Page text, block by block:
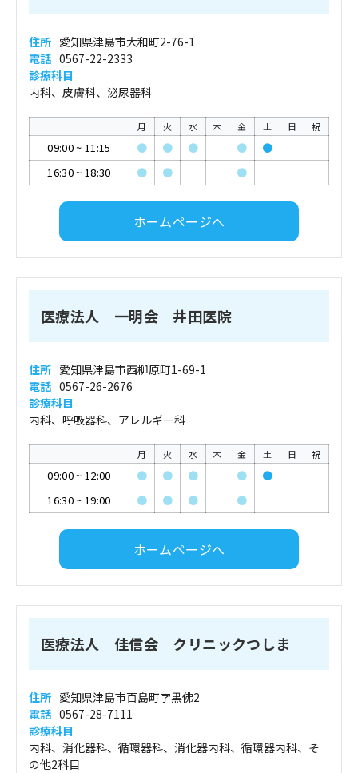
住所 愛知県津島市大和町2-76-1
電話 0567-22-2333
診療科目
内科、皮膚科、泌尿器科
月 火 水 木 金 土 日 祝
09:00~ 11:15 ● ● ● ●
●
16:30~ 18:30 ● ● ●
ホームページへ
医療法人 一明会 井田医院
住所 愛知県津島市西柳原町1-69-1
電話 0567-26-2676
診療科目
内科、呼吸器科、アレルギー科
月 火 水 木 金 土 日 祝
09:00~ 12:00 ● ● ● ●
●
16:30~ 19:00 ● ● ● ●
ホームページへ
医療法人 佳信会 クリニックつしま
住所 愛知県津島市百島町字黒佛2
電話 0567-28-7111
診療科目
内科、消化器科、循環器科、消化器内科、循環器内科、そ
の他2科目